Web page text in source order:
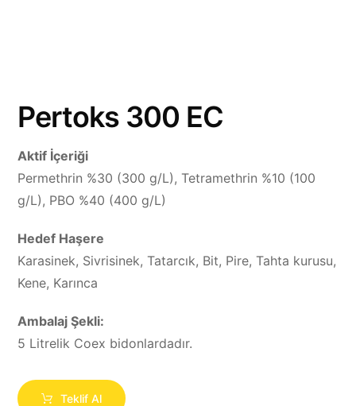
Pertoks 300 EC
Aktif İçeriği
Permethrin %30 (300 g/L), Tetramethrin %10 (100
g/L), PBO %40 (400 g/L)
Hedef Haşere
Karasinek, Sivrisinek, Tatarcık, Bit, Pire, Tahta kurusu,
Kene, Karınca
Ambalaj Şekli:
5 Litrelik Coex bidonlardadır.
Teklif Al